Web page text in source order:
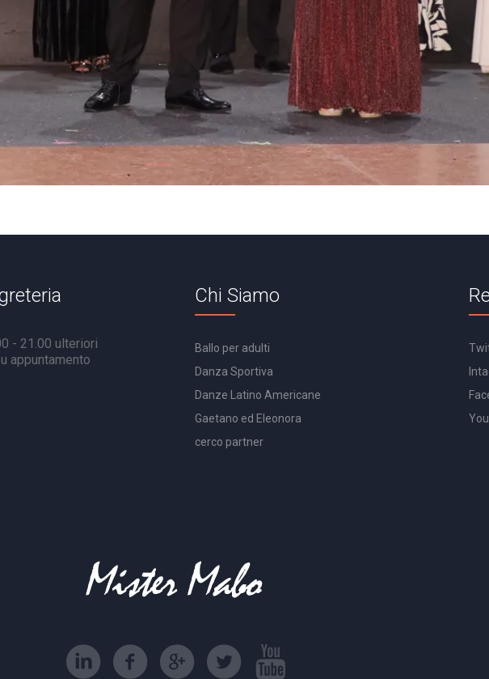
- 21.00 ulteriori
appuntamento
Chi Siamo
Ballo per adulti
Danza Sportiva
Danze Latino Americane
Gaetano ed Eleonora
cerco partner